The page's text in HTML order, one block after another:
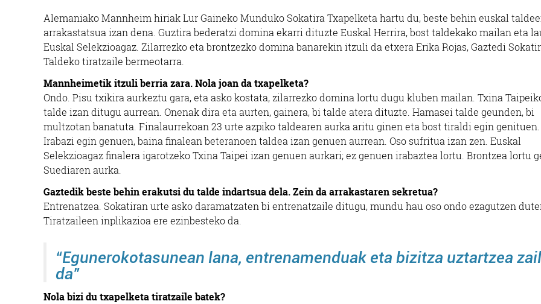
Alemaniako Mannheim hiriak Lur Gaineko Munduko Sokatira Txapelketa hartu du, beste behin euskal
arrakastatsua izan dena. Guztira bederatzi domina ekarri dituzte Euskal Herrira, bost taldekako mailan eta
Euskal Selekzioagaz. Zilarrezko eta brontzezko domina banarekin itzuli da etxera Erika Rojas, Gaztedi
Taldeko tiratzaile bermeotarra.
Mannheimetik itzuli berria zara. Nola joan da txapelketa?
Ondo. Pisu txikira aurkeztu gara, eta asko kostata, zilarrezko domina lortu dugu kluben mailan. Txina
talde izan ditugu aurrean. Onenak dira eta aurten, gainera, bi talde atera dituzte. Hamasei talde geunden, bi
multzotan banatuta. Finalaurrekoan 23 urte azpiko taldearen aurka aritu ginen eta bost tiraldi egin genituen.
Irabazi egin genuen, baina finalean beteranoen taldea izan genuen aurrean. Oso sufritua izan zen. Euskal
Selekzioagaz finalera igarotzeko Txina Taipei izan genuen aurkari; ez genuen irabaztea lortu. Brontzea lortu
Suediaren aurka.
Gaztedik beste behin erakutsi du talde indartsua dela. Zein da arrakastaren sekretua?
Entrenatzea. Sokatiran urte asko daramatzaten bi entrenatzaile ditugu, mundu hau oso ondo ezagutzen
Tiratzaileen inplikazioa ere ezinbesteko da.
“Egunerokotasunean lana, entrenamenduak eta bizitza uztartzea
da”
Nola bizi du txapelketa tiratzaile batek?